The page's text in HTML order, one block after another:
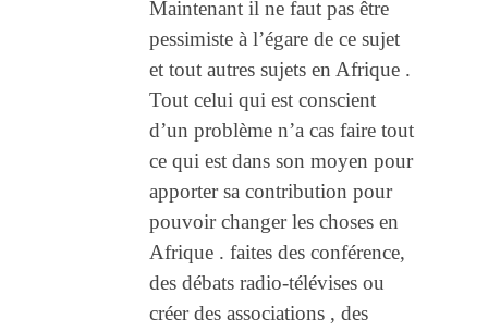
Maintenant il ne faut pas être
pessimiste à l’égare de ce sujet
et tout autres sujets en Afrique .
Tout celui qui est conscient
d’un problème n’a cas faire tout
ce qui est dans son moyen pour
apporter sa contribution pour
pouvoir changer les choses en
Afrique . faites des conférence,
des débats radio-télévises ou
créer des associations , des